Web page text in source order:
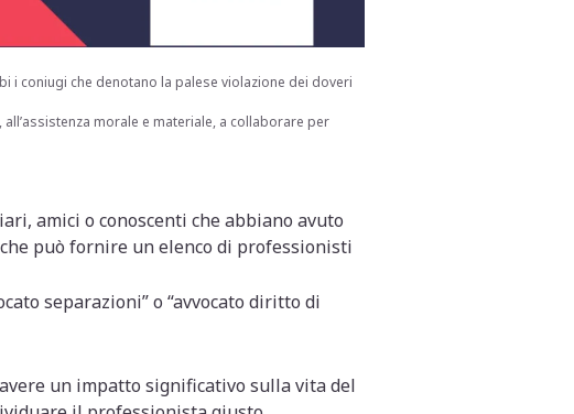
i coniugi che denotano la palese violazione dei doveri
morale e materiale, a collaborare per
amici o conoscenti che abbiano avuto
può fornire un elenco di professionisti
separazioni” o “avvocato diritto di
un impatto significativo sulla vita del